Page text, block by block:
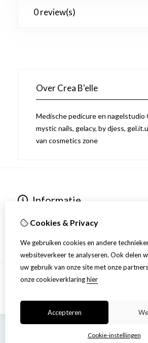
0 review(s)
Over Crea B'elle
Medische pedicure en nagelstudio
mystic nails, gelacy, by djess,
van cosmetics zone
Informatie
Privacyverklaring
Cookies & Privacy
We gebruiken cookies en andere
websiteverkeer te analyseren. Ook delen
uw gebruik van onze site met onze
onze cookieverklaringhier
Accepteren
Cookie-instellingen